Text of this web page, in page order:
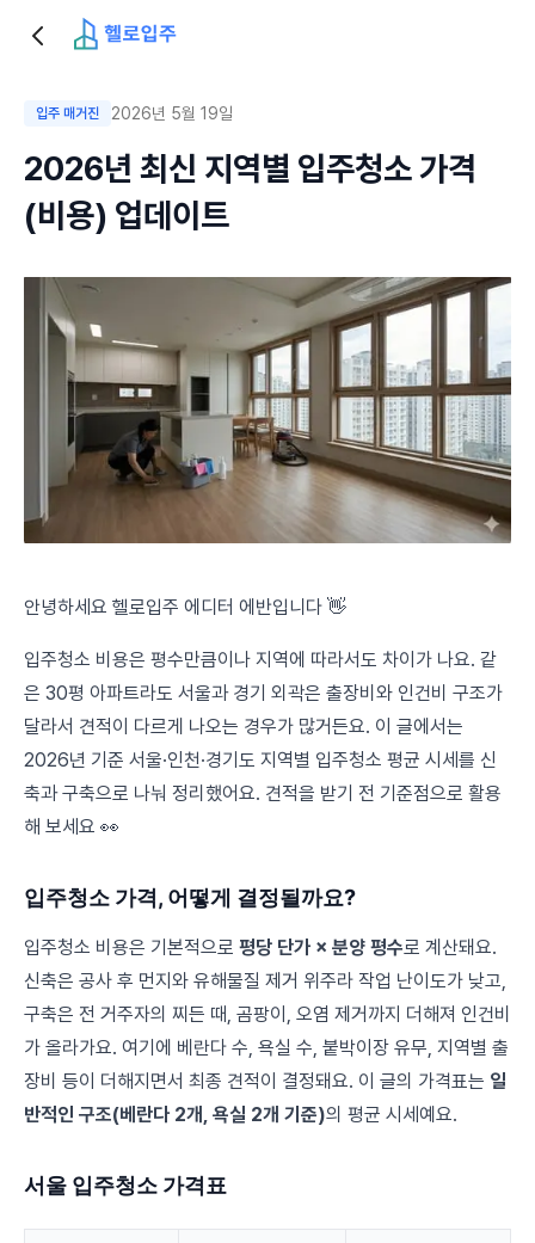
입주 매거진 2026년 5월 19일
2026년 최신 지역별 입주청소 가격
(비용) 업데이트
안녕하세요 헬로입주 에디터 에반입니다 👋
입주청소 비용은 평수만큼이나 지역에 따라서도 차이가 나요. 같
은 30평 아파트라도 서울과 경기 외곽은 출장비와 인건비 구조가
달라서 견적이 다르게 나오는 경우가 많거든요. 이 글에서는
2026년 기준 서울·인천·경기도 지역별 입주청소 평균 시세를 신
축과 구축으로 나눠 정리했어요. 견적을 받기 전 기준점으로 활용
해 보세요 👀
입주청소 가격, 어떻게 결정될까요?
입주청소 비용은 기본적으로 평당 단가 × 분양 평수로 계산돼요.
신축은 공사 후 먼지와 유해물질 제거 위주라 작업 난이도가 낮고,
구축은 전 거주자의 찌든 때, 곰팡이, 오염 제거까지 더해져 인건비
가 올라가요. 여기에 베란다 수, 욕실 수, 붙박이장 유무, 지역별 출
장비 등이 더해지면서 최종 견적이 결정돼요. 이 글의 가격표는 일
반적인 구조(베란다 2개, 욕실 2개 기준)의 평균 시세예요.
서울 입주청소 가격표